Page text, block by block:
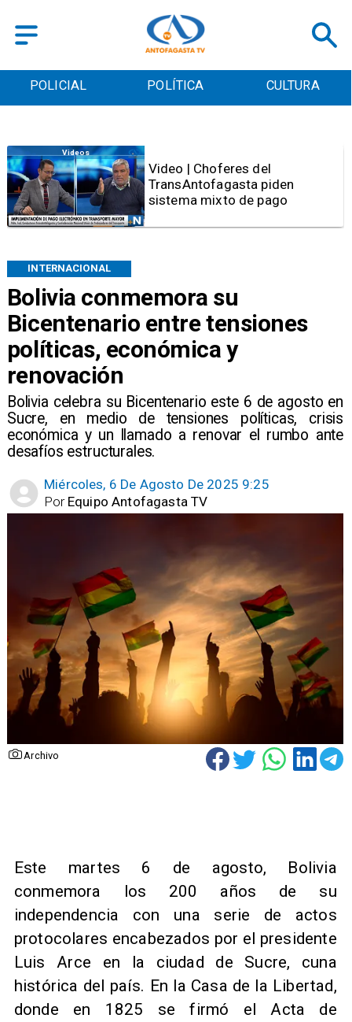
POLICIAL POLÍTICA CULTURA
Bolivia conmemora su
Bicentenario entre tensiones
políticas, económica y
renovación
Bolivia celebra su Bicentenario este 6 de agosto en
Sucre, en medio de tensiones políticas, crisis
económica y un llamado a renovar el rumbo ante
desafíos estructurales. ​ ​
INTERNACIONAL
Miércoles, 6 De Agosto De 2025 9:25
Equipo Antofagasta TV
Por
Archivo
Videos
Video | Choferes del
TransAntofagasta piden
sistema mixto de pago
Este martes 6 de agosto, Bolivia
conmemora los 200 años de su
independencia con una serie de actos
protocolares encabezados por el presidente
Luis Arce en la ciudad de Sucre, cuna
histórica del país. En la Casa de la Libertad,
donde en 1825 se firmó el Acta de